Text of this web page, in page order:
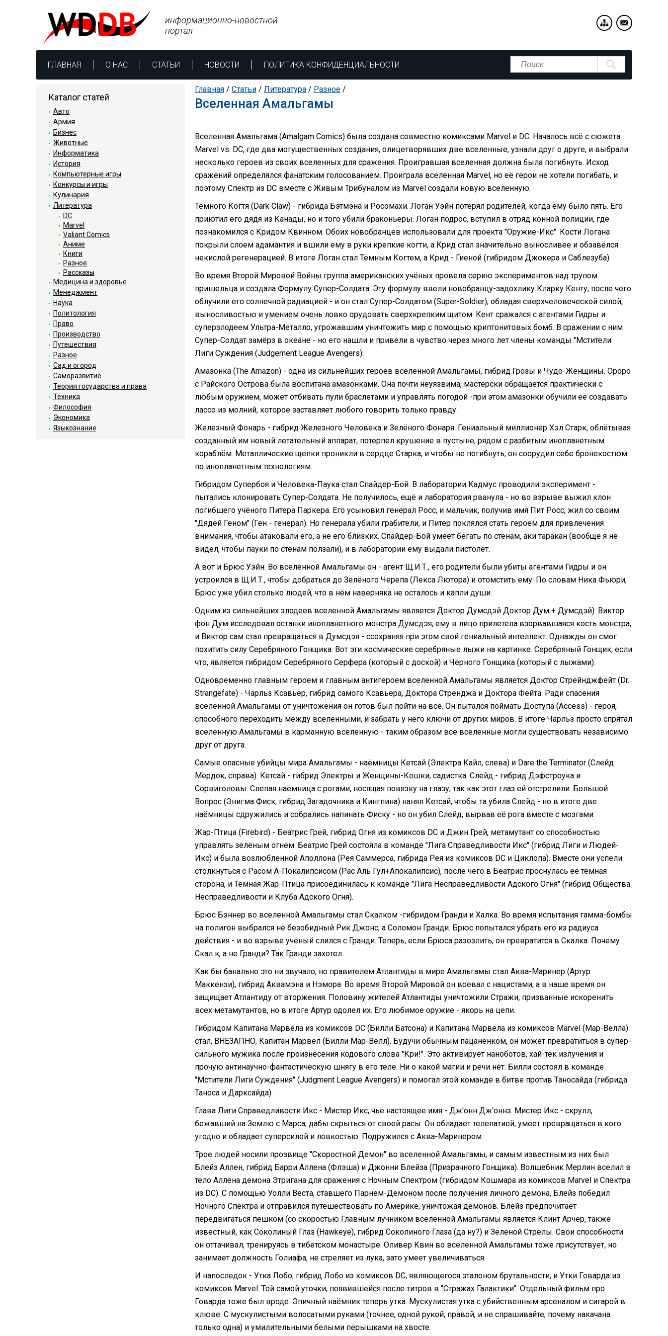
ГЛАВНАЯ О НАС СТАТЬИ НОВОСТИ ПОЛИТИКА КОНФИДЕНЦИАЛЬНОСТИ
информационно-новостной
портал
Главная / Статьи / Литература / Разное /
Вселенная Амальгамы
Вселенная Амальгама (Amalgam Comics) была создана совместно комиксами Marvel и DC. Началось всё с сюжета
Marvel vs. DC, где два могущественных создания, олицетворявших две вселенные, узнали друг о друге, и выбрали
несколько героев из своих вселенных для сражения. Проигравшая вселенная должна была погибнуть. Исход
сражений определялся фанатским голосованием. Проиграла вселенная Marvel, но её герои не хотели погибать, и
поэтому Спектр из DC вместе с Живым Трибуналом из Marvel создали новую вселенную.
Тёмного Когтя (Dark Claw) - гибрида Бэтмэна и Росомахи. Логан Уэйн потерял родителей, когда ему было пять. Его
приютил его дядя из Канады, но и того убили браконьеры. Логан подрос, вступил в отряд конной полиции, где
познакомился с Кридом Квинном. Обоих новобранцев использовали для проекта "Оружие-Икс". Кости Логана
покрыли слоем адамантия и вшили ему в руки крепкие когти, а Крид стал значительно выносливее и обзавёлся
некислой регенерацией. В итоге Логан стал Тёмным Когтем, а Крид - Гиеной (гибридом Джокера и Саблезуба).
Во время Второй Мировой Войны группа американских учёных провела серию экспериментов над трупом
пришельца и создала Формулу Супер-Солдата. Эту формулу ввели новобранцу-задохлику Кларку Кенту, после чего
облучили его солнечной радиацией - и он стал Супер-Солдатом (Super-Soldier), обладая сверхчеловеческой силой,
выносливостью и умением очень ловко орудовать сверхкрепким щитом. Кент сражался с агентами Гидры и
суперзлодеем Ультра-Металло, угрожавшим уничтожить мир с помощью криптонитовых бомб. В сражении с ним
Супер-Солдат замёрз в океане - но его нашли и привели в чувство через много лет члены команды "Мстители
Лиги Суждения (Judgement League Avengers).
Амазонка (The Amazon) - одна из сильнейших героев вселенной Амальгамы, гибрид Грозы и Чудо-Женщины. Ороро
с Райского Острова была воспитана амазонками. Она почти неуязвима, мастерски обращается практически с
любым оружием, может отбивать пули браслетами и управлять погодой -при этом амазонки обучили её создавать
лассо из молний, которое заставляет любого говорить только правду.
Железный Фонарь - гибрид Железного Человека и Зелёного Фонаря. Гениальный миллионер Хэл Старк, облётывая
созданный им новый летательный аппарат, потерпел крушение в пустыне, рядом с разбитым инопланетным
кораблём. Металлические щепки проникли в сердце Старка, и чтобы не погибнуть, он соорудил себе бронекостюм
по инопланетным технологиям.
Гибридом Супербоя и Человека-Паука стал Спайдер-Бой. В лаборатории Кадмус проводили эксперимент -
пытались клонировать Супер-Солдата. Не получилось, ещё и лаборатория рванула - но во взрыве выжил клон
погибшего учёного Питера Паркера. Его усыновил генерал Росс, и мальчик, получив имя Пит Росс, жил со своим
"Дядей Геном" (Ген - генерал). Но генерала убили грабители, и Питер поклялся стать героем для привлечения
внимания, чтобы атаковали его, а не его близких. Спайдер-Бой умеет бегать по стенам, аки таракан (вообще я не
видел, чтобы пауки по стенам ползали), и в лаборатории ему выдали пистолет.
А вот и Брюс Уэйн. Во вселенной Амальгамы он - агент Щ.И.Т., его родители были убиты агентами Гидры и он
устроился в Щ.И.Т., чтобы добраться до Зелёного Черепа (Лекса Лютора) и отомстить ему. По словам Ника Фьюри,
Брюс уже убил столько людей, что в нём наверняка не осталось и капли души.
Одним из сильнейших злодеев вселенной Амальгамы является Доктор Думсдэй Доктор Дум + Думсдэй). Виктор
фон Дум исследовал останки инопланетного монстра Думсдэя, ему в лицо прилетела взорвавшаяся кость монстра,
и Виктор сам стал превращаться в Думсдэя - ссохраняя при этом свой гениальный интеллект. Однажды он смог
похитить силу Серебряного Гонщика. Вот эти космические серебряные лыжи на картинке. Серебряный Гонщик, если
что, является гибридом Серебряного Серфера (который с доской) и Чёрного Гонщика (который с лыжами).
Одновременно главным героем и главным антигероем вселенной Амальгамы является Доктор Стрейнджфейт (Dr.
Strangefate) - Чарльз Ксавьер, гибрид самого Ксавьера, Доктора Стренджа и Доктора Фейта. Ради спасения
вселенной Амальгамы от уничтожения он готов был пойти на всё. Он пытался поймать Доступа (Access) - героя,
способного переходить между вселенными, и забрать у него ключи от других миров. В итоге Чарльз просто спрятал
вселенную Амальгамы в карманную вселенную - таким образом все вселенные могли существовать независимо
друг от друга.
Самые опасные убийцы мира Амальгамы - наёмницы Кетсай (Электра Кайл, слева) и Dare the Terminator (Слейд
Мёрдок, справа). Кетсай - гибрид Электры и Женщины-Кошки, садистка. Слейд - гибрид Дэфстроука и
Сорвиголовы. Слепая наёмница с рогами, носящая повязку на глазу, так как этот глаз ей отстрелили. Большой
Вопрос (Энигма Фиск, гибрид Загадочника и Кингпина) нанял Кетсай, чтобы та убила Слейд - но в итоге две
наёмницы сдружились и собрались напинать Фиску - но он убил Слейд, вырвав её рога вместе с мозгами.
Жар-Птица (Firebird) - Беатрис Грей, гибрид Огня из комиксов DC и Джин Грей, метамутант со способностью
управлять зелёным огнём. Беатрис Грей состояла в команде "Лига Справедливости Икс" (гибрид Лиги и Людей-
Икс) и была возлюбленной Аполлона (Рея Саммерса, гибрида Рея из комиксов DC и Циклопа). Вместе они успели
столкнуться с Расом А-Покалипсисом (Рас Аль Гул+Апокалипсис), после чего в Беатрис проснулась её тёмная
сторона, и Тёмная Жар-Птица присоединилась к команде "Лига Несправедливости Адского Огня" (гибрид Общества
Несправедливости и Клуба Адского Огня).
Брюс Бэннер во вселенной Амальгамы стал Скалком -гибридом Гранди и Халка. Во время испытания гамма-бомбы
на полигон выбрался не безобидный Рик Джонс, а Соломон Гранди. Брюс попытался убрать его из радиуса
действия - и во взрыве учёный слился с Гранди. Теперь, если Брюса разозлить, он превратится в Скалка. Почему
Скал к, а не Гранди? Так Гранди захотел.
Как бы банально это ни звучало, но правителем Атлантиды в мире Амальгамы стал Аква-Маринер (Артур
Маккензи), гибрид Аквамэна и Нэмора. Во время Второй Мировой он воевал с нацистами, а в наше время он
защищает Атлантиду от вторжения. Половину жителей Атлантиды уничтожили Стражи, призванные искоренить
всех метамутантов, но в итоге Артур одолел их. Его любимое оружие - якорь на цепи.
Гибридом Капитана Марвела из комиксов DC (Билли Батсона) и Капитана Марвела из комиксов Marvel (Мар-Велла)
стал, ВНЕЗАПНО, Капитан Марвел (Билли Мар-Велл). Будучи обычным пацанёнком, он может превратиться в супер-
сильного мужика после произнесения кодового слова "Кри!". Это активирует наноботов, хай-тек излучения и
прочую антинаучно-фантастическую шнягу в его теле. Ни о какой магии и речи нет. Билли состоял в команде
"Мстители Лиги Суждения" (Judgment League Avengers) и помогал этой команде в битве против Таносайда (гибрида
Таноса и Дарксайда).
Глава Лиги Справедливости Икс - Мистер Икс, чьё настоящее имя - Дж'онн Дж'оннз. Мистер Икс - скрулл,
бежавший на Землю с Марса, дабы скрыться от своей расы. Он обладает телепатией, умеет превращаться в кого
угодно и обладает суперсилой и ловкостью. Подружился с Аква-Маринером.
Трое людей носили прозвище "Скоростной Демон" во вселенной Амальгамы, и самым известным из них был
Блейз Аллен, гибрид Барри Аллена (Флэша) и Джонни Блейза (Призрачного Гонщика). Волшебник Мерлин вселил в
тело Аллена демона Этригана для сражения с Ночным Спектром (гибридом Кошмара из комиксов Marvel и Спектра
из DC). С помощью Уолли Веста, ставшего Парнем-Демоном после получения личного демона, Блейз победил
Ночного Спектра и отправился путешествовать по Америке, уничтожая демонов. Блейз предпочитает
передвигаться пешком (со скоростью Главным лучником вселенной Амальгамы является Клинт Арчер, также
известный, как Соколиный Глаз (Hawkeye), гибрид Соколиного Глаза (да ну?) и Зелёной Стрелы. Свои способности
он оттачивал, тренируясь в тибетском монастыре. Оливер Квин во вселенной Амальгамы тоже присутствует, но
занимает должность Голиафа, не стреляет из лука, зато умеет увеличиваться.
И напоследок - Утка Лобо, гибрид Лобо из комиксов DC, являющегося эталоном брутальности, и Утки Говарда из
комиксов Marvel. Той самой уточки, появившейся после титров в "Стражах Галактики". Отдельный фильм про
Говарда тоже был вроде. Эпичный наёмник теперь утка. Мускулистая утка с убийственным арсеналом и сигарой в
клюве. С мускулистыми волосатыми руками (точнее, одной рукой, правой, и не спрашивайте, почему накачана
только одна) и умилительными белыми пёрышками на хвосте.
Каталог статей
Авто
Армия
Бизнес
Животные
Информатика
История
Компьютерные игры
Конкурсы и игры
Кулинария
Литература
DC
Marvel
Valiant Comics
Аниме
Книги
Разное
Рассказы
Медицина и здоровье
Менеджмент
Наука
Политология
Право
Производство
Путешествия
Разное
Сад и огород
Саморазвитие
Теория государства и права
Техника
Философия
Экономика
Языкознание